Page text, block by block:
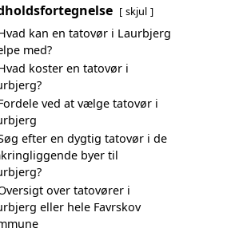
skjul
kan en tatovør i Laurbjerg
med?
koster en tatovør i
ved at vælge tatovør i
efter en dygtig tatovør i de
byer til
over tatovører i
eller hele Favrskov